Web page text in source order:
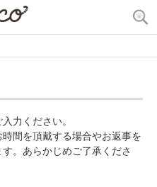
力ください。
間を頂戴する場合やお返事を
。あらかじめご了承くださ